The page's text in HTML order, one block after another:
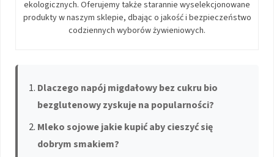
ekologicznych. Oferujemy także starannie wyselekcjonowane
produkty w naszym sklepie, dbając o jakość i bezpieczeństwo
codziennych wyborów żywieniowych.
Dlaczego napój migdałowy bez cukru bio
bezglutenowy zyskuje na popularności?
Mleko sojowe jakie kupić aby cieszyć się
dobrym smakiem?